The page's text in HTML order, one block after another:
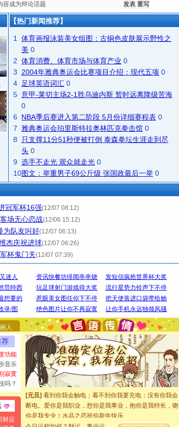
【热门新闻推荐】
1
体育画报泳装美女组图：古铜色皮肤展示野性之
美 0
2 体育消费、体育市场与体育产业 0
3
2004年雅典奥运会比赛项目介绍：现代五项 0
4
足球英语词汇 0
5 意甲-莱切主场2-1胜乌迪内斯 暂时远离降级苦海
0
6 NBA季后赛进入第二阶段 5月份详细赛程表 0
7
雅典奥运会珀里斯特拉奥林匹克拳击馆 0
8
只支撑11分51秒便被打倒 泰森拳坛生涯走到尽
头 0
9 选手不走光 观众就走光 0
10图文：举重男子69公斤级 张国政最后一举 0
冠军杯16强(12/07 08:12)
场无心恋战(12/06 15:12)
为队友叫好(12/07 06:13)
杰庆祝进球(12/07 06:26)
杯鬼门关(12/07 07:39)
人
荐
功能
音乐
寂寞
吗？
财运
[圣诞节]圣诞节到了，想想没什么送给你的，又不打算给
你太多，只有给你五千万：千万快乐！千万要健康！千万
要平安！千万要知足！千万不要忘记我！
[圣诞节]不只这样的日子才会想起你,而是这样的日子才
能正大光明地骚扰你,告诉你,圣诞要快乐!新年要快乐!天天
都要快乐噢!
[圣诞节]奉上一颗祝福的心,在这个特别的日子里,愿幸福,
如意,快乐,鲜花,一切美好的祝愿与你同在.圣诞快乐!
断电。爱你是我职业，想你是我事业，抱你是我特长，吻
你是我专业！水晶之恋祝你新年快乐